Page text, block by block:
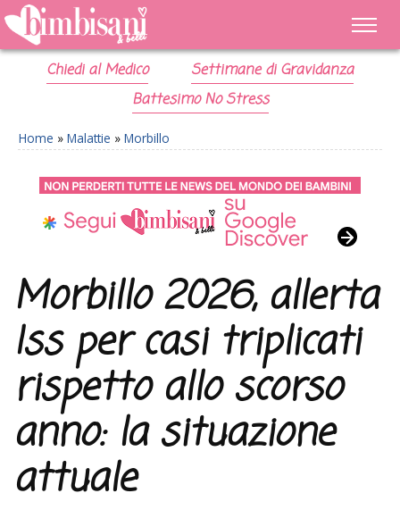
Chiedi al Medico
Settimane di Gravidanza
Battesimo No Stress
Home » Malattie » Morbillo
Morbillo 2026, allerta
Iss per casi triplicati
rispetto allo scorso
anno: la situazione
attuale